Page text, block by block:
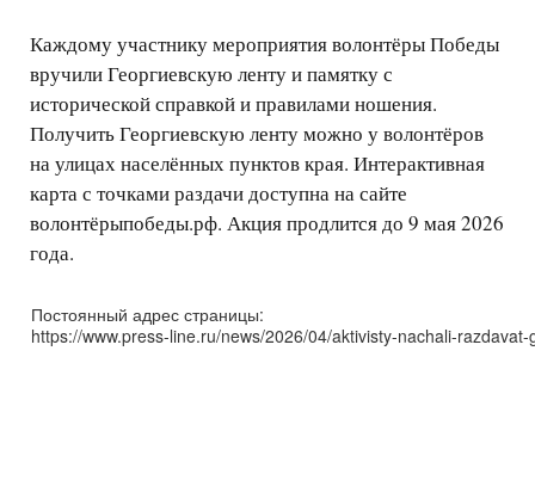
Каждому участнику мероприятия волонтёры Победы
вручили Георгиевскую ленту и памятку с
исторической справкой и правилами ношения.
Получить Георгиевскую ленту можно у волонтёров
на улицах населённых пунктов края. Интерактивная
карта с точками раздачи доступна на сайте
волонтёрыпобеды.рф. Акция продлится до 9 мая 2026
года.
Постоянный адрес страницы:
https://www.press-line.ru/news/2026/04/aktivisty-nachali-